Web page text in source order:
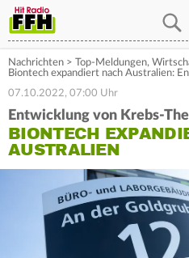
Nachrichten > Top-Meldungen,
Biontech expandiert nach Australien:
07.10.2022, 07:00 Uhr
Entwicklung von Krebs-
BIONTECH
AUSTRALIEN